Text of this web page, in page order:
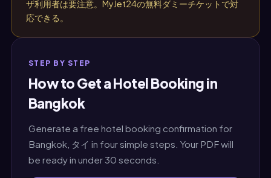
ザ利用者は要注意。MyJet24の無料ダミーチケットで対
応できる。
STEP BY STEP
How to Get a Hotel Booking in
Bangkok
Generate a free hotel booking confirmation for
Bangkok, タイ in four simple steps. Your PDF will
be ready in under 30 seconds.